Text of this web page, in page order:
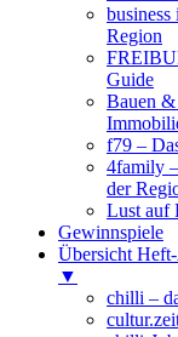
Region
Guide
Bauen &
f79 –
4family
der
Lust auf
Gewinnspiele
Übersicht
▼
chilli –